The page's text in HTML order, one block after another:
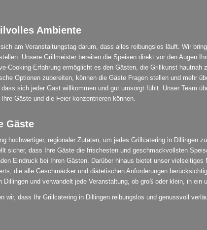
Ambiente
am Veranstaltungstag darum, dass alles reibungslos läuft. Wir
Unsere Grillmeister bereiten die Speisen direkt vor den Augen
Cooking-Erfahrung ermöglicht es den Gästen, die Grillkunst
Optionen zubereiten, können die Gäste Fragen stellen und mehr
sich jeder Gast willkommen und gut umsorgt fühlt. Unser Team
Gäste und die Feier konzentrieren können.
Gäste
hochwertiger, regionaler Zutaten, um jedes Grillcatering in
sicher, dass Ihre Gäste die frischesten und geschmackvollsten
Eindruck bei Ihren Gästen. Darüber hinaus bietet unser
die alle Geschmäcker und diätetischen Anforderungen
und verwandelt jede Veranstaltung, ob groß oder klein, in ein
wir, dass Ihr Grillcatering in Dillingen reibungslos und genussvoll